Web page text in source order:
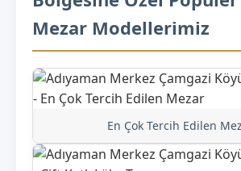
Mezar Modellerimiz
En Çok Tercih Edilen